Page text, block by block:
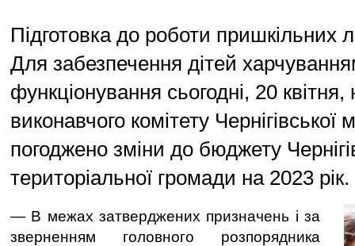
Підготовка до роботи пришкільних
Для забезпечення дітей
функціонування сьогодні, 20 квітня,
виконавчого комітету Чернігівської
погоджено зміни до бюджету
територіальної громади на 2023 рік.
— В межах затверджених призначень і за
зверненням головного розпорядника